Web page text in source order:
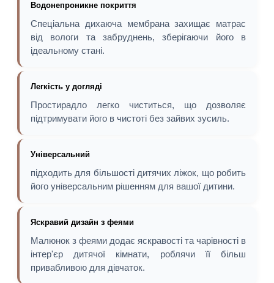
Водонепроникне покриття
Спеціальна дихаюча мембрана захищає матрас
від вологи та забруднень, зберігаючи його в
ідеальному стані.
Легкість у догляді
Простирадло легко чиститься, що дозволяє
підтримувати його в чистоті без зайвих зусиль.
Універсальний
підходить для більшості дитячих ліжок, що робить
його універсальним рішенням для вашої дитини.
Яскравий дизайн з феями
Малюнок з феями додає яскравості та чарівності в
інтер'єр дитячої кімнати, роблячи її більш
привабливою для дівчаток.